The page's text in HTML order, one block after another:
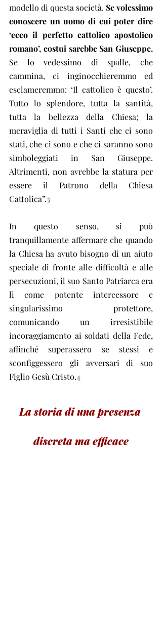
modello di questa società. Se volessimo
conoscere un uomo di cui poter dire
‘ecco il perfetto cattolico apostolico
romano’, costui sarebbe San Giuseppe.
Se lo vedessimo di spalle, che
cammina, ci inginocchieremmo ed
esclameremmo: ‘Il cattolico è questo’.
Tutto lo splendore, tutta la santità,
tutta la bellezza della Chiesa; la
meraviglia di tutti i Santi che ci sono
stati, che ci sono e che ci saranno sono
simboleggiati in San Giuseppe.
Altrimenti, non avrebbe la statura per
essere il Patrono della Chiesa
Cattolica”.3
In questo senso, si può
tranquillamente affermare che quando
la Chiesa ha avuto bisogno di un aiuto
speciale di fronte alle difficoltà e alle
persecuzioni, il suo Santo Patriarca era
lì come potente intercessore e
singolarissimo protettore,
comunicando un irresistibile
incoraggiamento ai soldati della Fede,
affinché superassero se stessi e
sconfiggessero gli avversari di suo
Figlio Gesù Cristo.4
La storia di una presenza
discreta ma efficace